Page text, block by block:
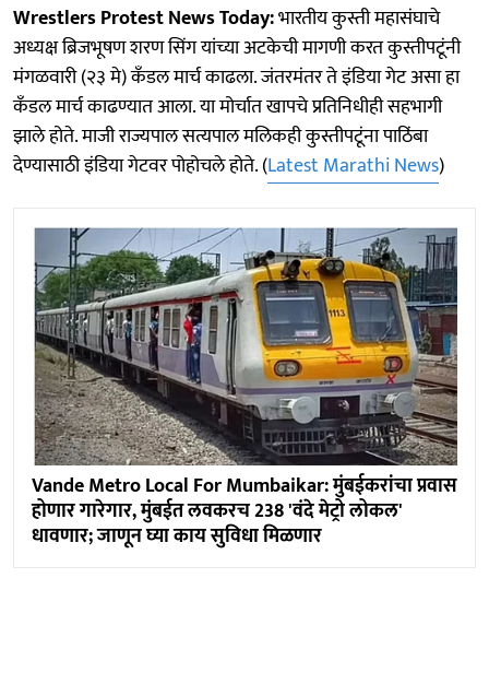
Wrestlers Protest News Today:भारतीय कुस्ती महासंघाचे
अध्यक्ष ब्रिजभूषण शरण सिंग यांच्या अटकेची मागणी करत कुस्तीपटूंनी
मंगळवारी (२३ मे) कँडल मार्च काढला. जंतरमंतर ते इंडिया गेट असा हा
कँडल मार्च काढण्यात आला. या मोर्चात खापचे प्रतिनिधीही सहभागी
झाले होते. माजी राज्यपाल सत्यपाल मलिकही कुस्तीपटूंना पाठिंबा
देण्यासाठी इंडिया गेटवर पोहोचले होते. (Latest Marathi News)
Vande Metro Local For Mumbaikar: मुंबईकरांचा प्रवास
होणार गारेगार, मुंबईत लवकरच 238 'वंदे मेट्रो लोकल'
धावणार; जाणून घ्या काय सुविधा मिळणार